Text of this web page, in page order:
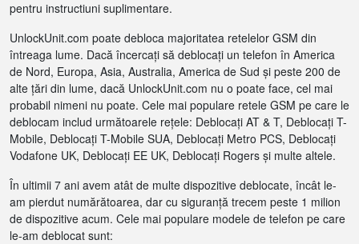
pentru instructiuni suplimentare.
UnlockUnit.com poate debloca majoritatea retelelor GSM din
întreaga lume. Dacă încercați să deblocați un telefon în America
de Nord, Europa, Asia, Australia, America de Sud și peste 200 de
alte țări din lume, dacă UnlockUnit.com nu o poate face, cel mai
probabil nimeni nu poate. Cele mai populare retele GSM pe care le
deblocam includ următoarele rețele: Deblocați AT & T, Deblocați T-
Mobile, Deblocați T-Mobile SUA, Deblocați Metro PCS, Deblocați
Vodafone UK, Deblocați EE UK, Deblocați Rogers și multe altele.
În ultimii 7 ani avem atât de multe dispozitive deblocate, încât le-
am pierdut numărătoarea, dar cu siguranță trecem peste 1 milion
de dispozitive acum. Cele mai populare modele de telefon pe care
le-am deblocat sunt: